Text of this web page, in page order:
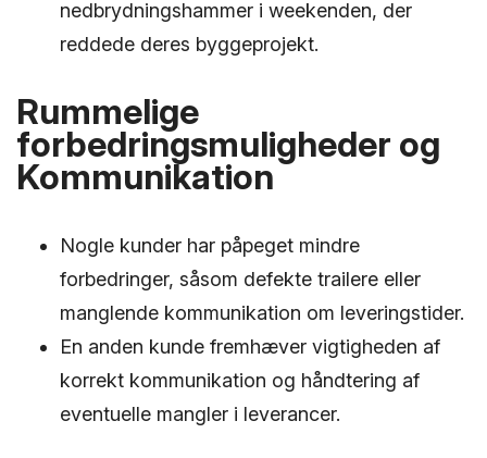
nedbrydningshammer i weekenden, der
reddede deres byggeprojekt.
Rummelige
forbedringsmuligheder og
Kommunikation
Nogle kunder har påpeget mindre
forbedringer, såsom defekte trailere eller
manglende kommunikation om leveringstider.
En anden kunde fremhæver vigtigheden af
korrekt kommunikation og håndtering af
eventuelle mangler i leverancer.